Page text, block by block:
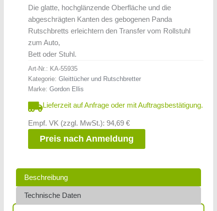
Die glatte, hochglänzende Oberfläche und die
abgeschrägten Kanten des gebogenen Panda
Rutschbretts erleichtern den Transfer vom Rollstuhl
zum Auto,
Bett oder Stuhl.
Art-Nr.: KA-55935
Kategorie: Gleittücher und Rutschbretter
Marke: Gordon Ellis
Lieferzeit auf Anfrage oder mit Auftragsbestätigung.
Empf. VK (zzgl. MwSt.): 94,69 €
Preis nach Anmeldung
Beschreibung
Technische Daten